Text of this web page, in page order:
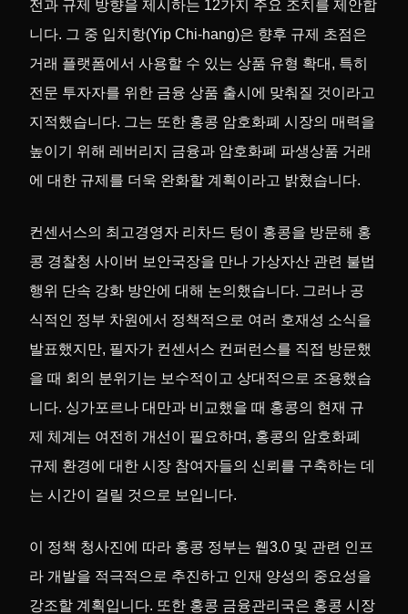
전과 규제 방향을 제시하는 12가지 주요 조치를 제안합
니다. 그 중 입치항(Yip Chi-hang)은 향후 규제 초점은
거래 플랫폼에서 사용할 수 있는 상품 유형 확대, 특히
전문 투자자를 위한 금융 상품 출시에 맞춰질 것이라고
지적했습니다. 그는 또한 홍콩 암호화폐 시장의 매력을
높이기 위해 레버리지 금융과 암호화폐 파생상품 거래
에 대한 규제를 더욱 완화할 계획이라고 밝혔습니다.
컨센서스의 최고경영자 리차드 텅이 홍콩을 방문해 홍
콩 경찰청 사이버 보안국장을 만나 가상자산 관련 불법
행위 단속 강화 방안에 대해 논의했습니다. 그러나 공
식적인 정부 차원에서 정책적으로 여러 호재성 소식을
발표했지만, 필자가 컨센서스 컨퍼런스를 직접 방문했
을 때 회의 분위기는 보수적이고 상대적으로 조용했습
니다. 싱가포르나 대만과 비교했을 때 홍콩의 현재 규
제 체계는 여전히 개선이 필요하며, 홍콩의 암호화폐
규제 환경에 대한 시장 참여자들의 신뢰를 구축하는 데
는 시간이 걸릴 것으로 보입니다.
이 정책 청사진에 따라 홍콩 정부는 웹3.0 및 관련 인프
라 개발을 적극적으로 추진하고 인재 양성의 중요성을
강조할 계획입니다. 또한 홍콩 금융관리국은 홍콩 시장